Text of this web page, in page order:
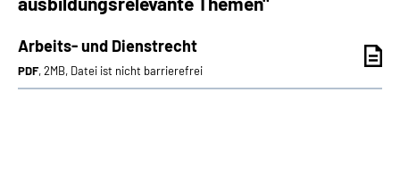
Arbeits- und Dienstrecht
PDF, 2MB, Datei ist nicht barrierefrei